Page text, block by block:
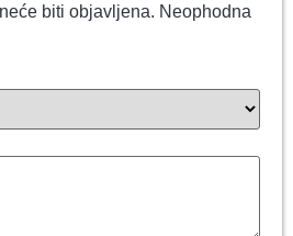
biti objavljena. Neophodna